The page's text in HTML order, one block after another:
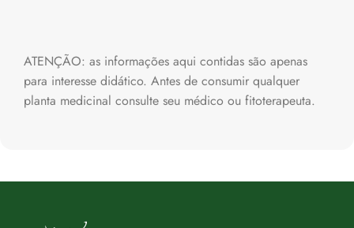
ATENÇÃO: as informações aqui contidas são apenas
para interesse didático. Antes de consumir qualquer
planta medicinal consulte seu médico ou fitoterapeuta.